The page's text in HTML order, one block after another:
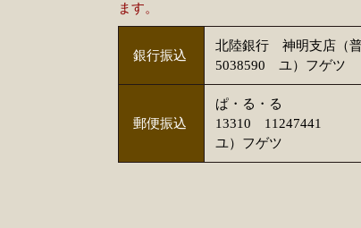
ます。
銀行振込
北陸銀行 神明支店（普
5038590 ユ）フゲツ
郵便振込
ぱ・る・る
13310 11247441
ユ）フゲツ